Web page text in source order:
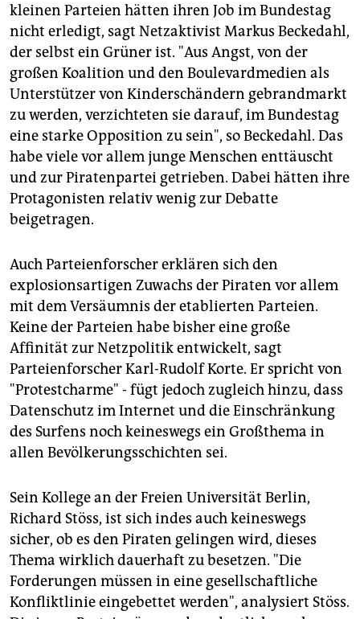
kleinen Parteien hätten ihren Job im Bundestag
nicht erledigt, sagt Netzaktivist Markus Beckedahl,
der selbst ein Grüner ist. "Aus Angst, von der
großen Koalition und den Boulevardmedien als
Unterstützer von Kinderschändern gebrandmarkt
zu werden, verzichteten sie darauf, im Bundestag
eine starke Opposition zu sein", so Beckedahl. Das
habe viele vor allem junge Menschen enttäuscht
und zur Piratenpartei getrieben. Dabei hätten ihre
Protagonisten relativ wenig zur Debatte
beigetragen.
Auch Parteienforscher erklären sich den
explosionsartigen Zuwachs der Piraten vor allem
mit dem Versäumnis der etablierten Parteien.
Keine der Parteien habe bisher eine große
Affinität zur Netzpolitik entwickelt, sagt
Parteienforscher Karl-Rudolf Korte. Er spricht von
"Protestcharme" - fügt jedoch zugleich hinzu, dass
Datenschutz im Internet und die Einschränkung
des Surfens noch keineswegs ein Großthema in
allen Bevölkerungsschichten sei.
Sein Kollege an der Freien Universität Berlin,
Richard Stöss, ist sich indes auch keineswegs
sicher, ob es den Piraten gelingen wird, dieses
Thema wirklich dauerhaft zu besetzen. "Die
Forderungen müssen in eine gesellschaftliche
Konfliktlinie eingebettet werden", analysiert Stöss.